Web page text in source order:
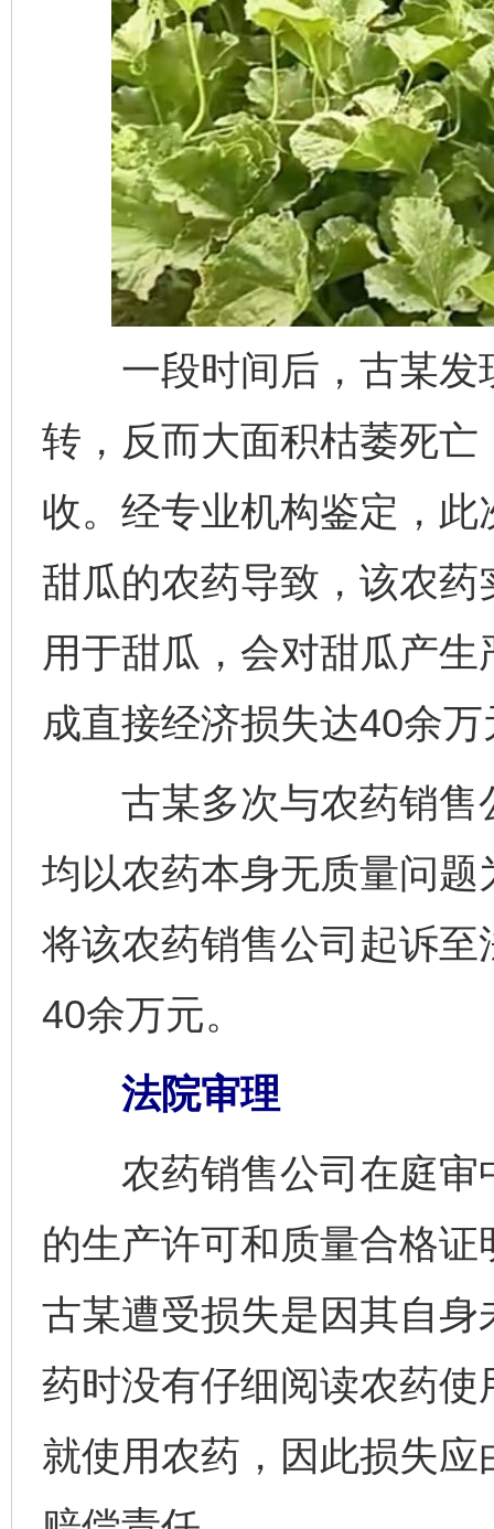
一段时间后，古某发
转，反而大面积枯萎死
收。经专业机构鉴定，
甜瓜的农药导致，该农
用于甜瓜，会对甜瓜产
成直接经济损失达40余万
古某多次与农药销售
均以农药本身无质量问
将该农药销售公司起诉
40余万元。
法院审理
农药销售公司在庭审
的生产许可和质量合格
古某遭受损失是因其自
药时没有仔细阅读农药
就使用农药，因此损失